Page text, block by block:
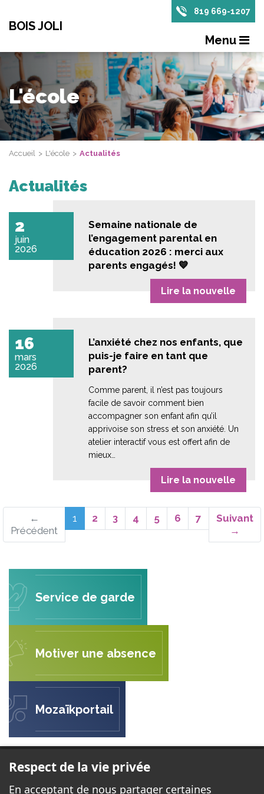
BOIS JOLI
819 669-1207
Menu
L'école
Accueil L'école Actualités
Actualités
2
juin
2026
Semaine nationale de
l’engagement parental en
éducation 2026 : merci aux
parents engagés! 💙
Lire la nouvelle
16
mars
2026
L’anxiété chez nos enfants, que
puis-je faire en tant que
parent?
Comme parent, il n’est pas toujours
facile de savoir comment bien
accompagner son enfant afin qu’il
apprivoise son stress et son anxiété. Un
atelier interactif vous est offert afin de
mieux…
Lire la nouvelle
←
Précédent
1 (actuel)
2 3 4 5 6 7
Suivant
→
Service de garde
Motiver une absence
Mozaïkportail
BOIS JOLI
1165, boulevard Saint-René Est
Respect de la vie privée
En acceptant de nous partager certaines